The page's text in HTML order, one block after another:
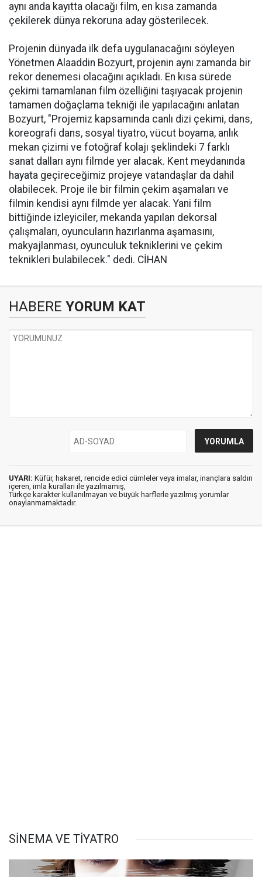
aynı anda kayıtta olacağı film, en kısa zamanda
çekilerek dünya rekoruna aday gösterilecek.
Projenin dünyada ilk defa uygulanacağını söyleyen
Yönetmen Alaaddin Bozyurt, projenin aynı zamanda bir
rekor denemesi olacağını açıkladı. En kısa sürede
çekimi tamamlanan film özelliğini taşıyacak projenin
tamamen doğaçlama tekniği ile yapılacağını anlatan
Bozyurt, "Projemiz kapsamında canlı dizi çekimi, dans,
koreografi dans, sosyal tiyatro, vücut boyama, anlık
mekan çizimi ve fotoğraf kolajı şeklindeki 7 farklı
sanat dalları aynı filmde yer alacak. Kent meydanında
hayata geçireceğimiz projeye vatandaşlar da dahil
olabilecek. Proje ile bir filmin çekim aşamaları ve
filmin kendisi aynı filmde yer alacak. Yani film
bittiğinde izleyiciler, mekanda yapılan dekorsal
çalışmaları, oyuncuların hazırlanma aşamasını,
makyajlanması, oyunculuk tekniklerini ve çekim
teknikleri bulabilecek." dedi. CİHAN
HABERE YORUM KAT
UYARI: Küfür, hakaret, rencide edici cümleler veya imalar, inançlara saldırı
içeren, imla kuralları ile yazılmamış,
Türkçe karakter kullanılmayan ve büyük harflerle yazılmış yorumlar
onaylanmamaktadır.
SİNEMA VE TİYATRO